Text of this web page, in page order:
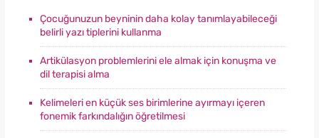
Çocuğunuzun beyninin daha kolay tanımlayabileceği
belirli yazı tiplerini kullanma
Artikülasyon problemlerini ele almak için konuşma ve
dil terapisi alma
Kelimeleri en küçük ses birimlerine ayırmayı içeren
fonemik farkındalığın öğretilmesi